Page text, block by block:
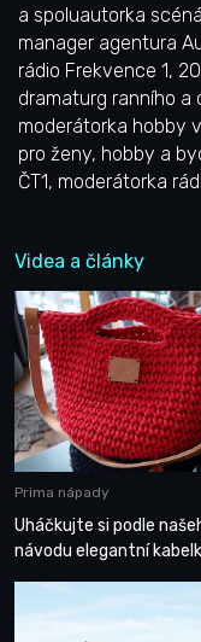
a spoluautorka
manager agentura
rádio Frekvence 1,
dramaturg ranního a
moderátorka hobby
pro ženy, hobby a
ČT1, moderátorka
Videa a články
Prima nápady
Uháčkujte si podle
návodu elegantní